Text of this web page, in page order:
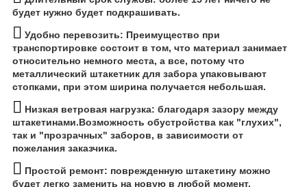
будет нужно будет подкрашивать.
Удобно перевозить: Преимущество при
транспортировке состоит в том, что материал занимает
относительно немного места, а все, потому что
металлический штакетник для забора упаковывают
стопками, при этом ширина получается небольшая.
Низкая ветровая нагрузка: благодаря зазору между
штакетинами.Возможность обустройства как "глухих",
так и "прозрачных" заборов, в зависимости от
пожелания заказчика.
Простой ремонт: поврежденную штакетину можно
будет легко заменить на новую в любой момент.